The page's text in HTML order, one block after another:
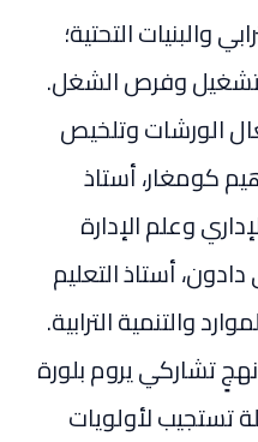
والبنيات التحتية؛
وفرص الشغل.
الورشات وتلخيص
كومغار، أستاذ
وعلم الإدارة
أستاذ التعليم
والتنمية الترابية.
تشاركي يروم بلورة
تستجيب لأولويات